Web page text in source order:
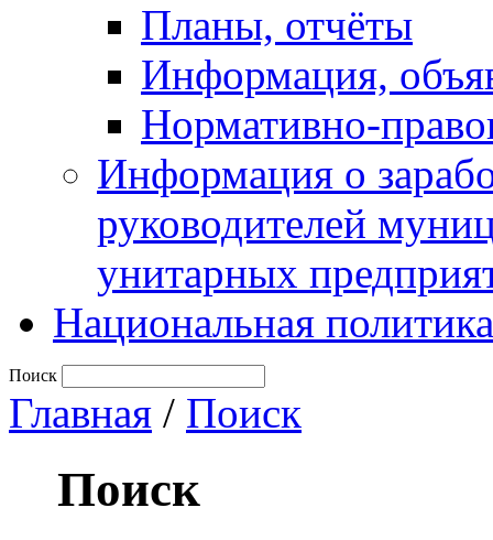
Планы, отчёты
Информация,
Нормативно-
Информация о
руководителей
унитарных
Национальная политика
Поиск
Главная / Поиск
Поиск